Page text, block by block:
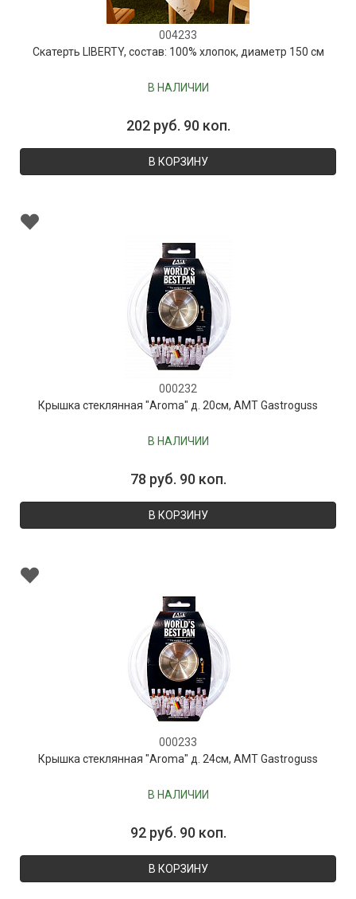
004233
Скатерть LIBERTY, состав: 100% хлопок, диаметр 150 см
В НАЛИЧИИ
202 руб. 90 коп.
В КОРЗИНУ
000232
Крышка стеклянная "Aroma" д. 20см, AMT Gastroguss
В НАЛИЧИИ
78 руб. 90 коп.
В КОРЗИНУ
000233
Крышка стеклянная "Aroma" д. 24см, AMT Gastroguss
В НАЛИЧИИ
92 руб. 90 коп.
В КОРЗИНУ